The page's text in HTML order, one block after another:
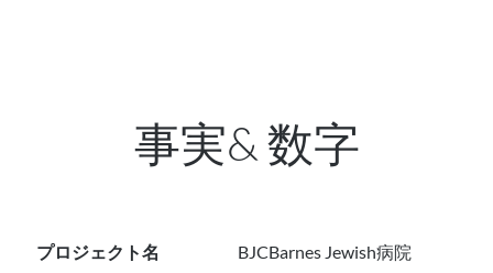
事実& 数字
プロジェクト名 BJCBarnes Jewish病院